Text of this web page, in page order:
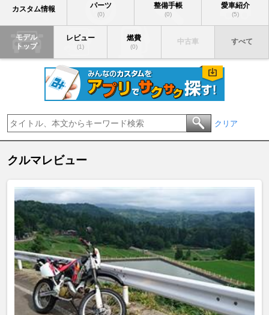
カスタム情報 パーツ
(0)
整備手帳
(0)
愛車紹介
(5)
モデル
トップ
レビュー
(1)
燃費
(0)
中古車 すべて
クリア
クルマレビュー